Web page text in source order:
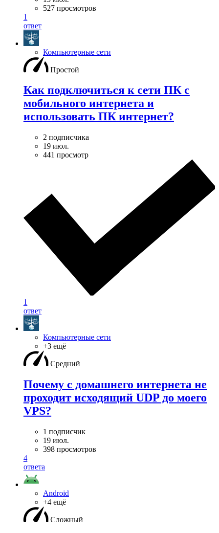
527 просмотров
1
ответ
Компьютерные сети
Простой
Как подключиться к сети ПК с
мобильного интернета и
использовать ПК интернет?
2 подписчика
19 июл.
441 просмотр
1
ответ
Компьютерные сети
+3 ещё
Средний
Почему с домашнего интернета не
проходит исходящий UDP до моего
VPS?
1 подписчик
19 июл.
398 просмотров
4
ответа
Android
+4 ещё
Сложный